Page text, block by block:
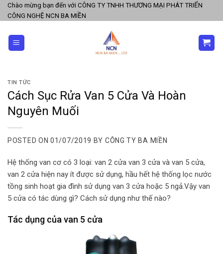
SkipChào mừng bạn đến với CÔNG TY TNHH THƯƠNG MẠI PHÁT TRIỂN
CÔNG NGHỆ NCN BA MIỀN
TIN TỨC
Cách Sục Rửa Van 5 Cửa Và Hoàn
Nguyên Muối
POSTED ON 01/07/2019 BY CÔNG TY BA MIỀN
Hệ thống van cơ có 3 loại: van 2 cửa van 3 cửa và van 5 cửa,
van 2 cửa hiện nay ít được sử dụng, hầu hết hệ thống lọc nước
tồng sinh hoạt gia đình sử dụng van 3 cửa hoặc 5 ngả.Vậy van
5 cửa có tác dùng gì? Cách sử dụng như thế nào?
Tác dụng của van 5 cửa